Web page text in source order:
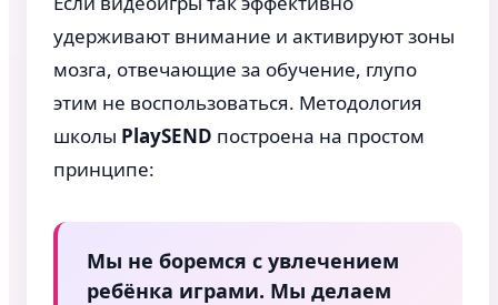
удерживают внимание и активируют зоны
мозга, отвечающие за обучение, глупо
этим не воспользоваться. Методология
школы PlaySEND построена на простом
принципе:
Мы не боремся с увлечением
ребёнка играми. Мы делаем